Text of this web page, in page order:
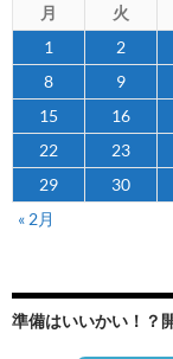
月 火
1
2
8
9
15
16
22
23
29
30
« 2月
準備はいいかい！？